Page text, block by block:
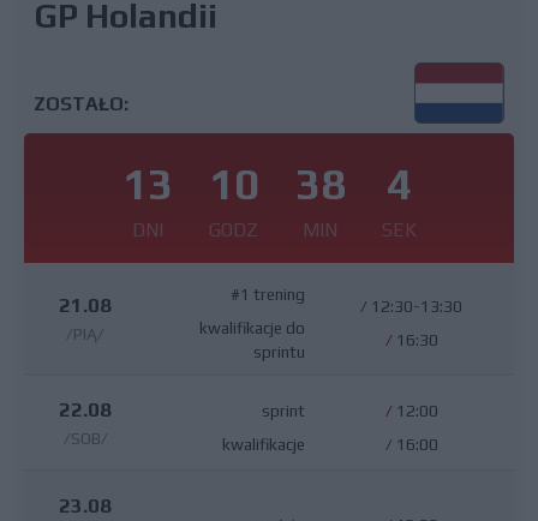
GP Holandii
ZOSTAŁO:
13
DNI
10
GODZ
38
MIN
3
SEK
21.08
/PIĄ/
#1 trening
kwalifikacje do
sprintu
/ 12:30-13:30
/ 16:30
22.08
/SOB/
sprint
kwalifikacje
/ 12:00
/ 16:00
23.08